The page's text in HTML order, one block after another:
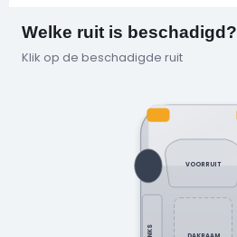
Welke ruit is beschadigd?
Klik op de beschadigde ruit
VOORRUIT